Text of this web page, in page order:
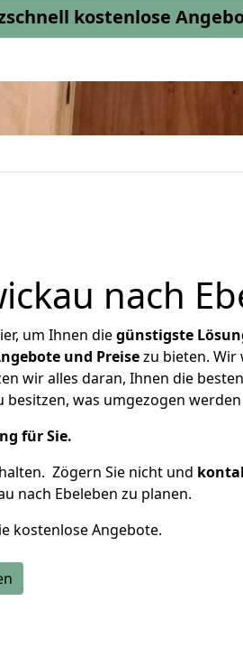
kostenlose
nach
um Ihnen diegünstigste
und Preisezu bieten. Wir
wir alles daran, Ihnen die
was umgezogen
für Sie.
Zögern Sie nicht und
nach Ebeleben zu planen.
kostenlose Angebote.